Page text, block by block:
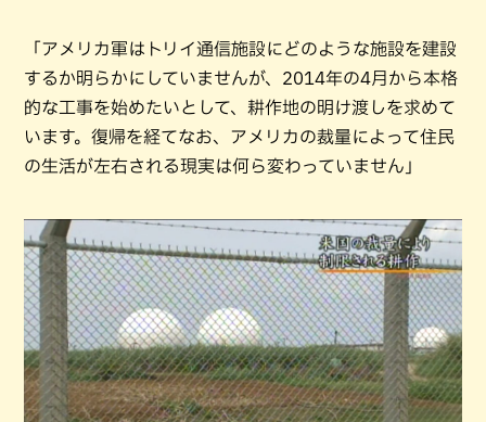
「アメリカ軍はトリイ通信施設にどのような施設を建設
するか明らかにしていませんが、2014年の4月から本格
的な工事を始めたいとして、耕作地の明け渡しを求めて
います。復帰を経てなお、アメリカの裁量によって住民
の生活が左右される現実は何ら変わっていません」